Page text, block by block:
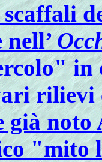
nell’
in
noto
"mito